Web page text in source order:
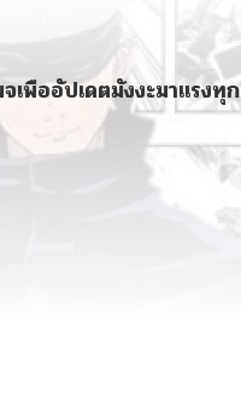
เพื่ออัปเดตมังงะมาแรงทุก